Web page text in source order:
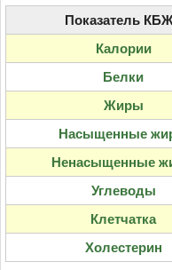
Показатель
Калории
Белки
Жиры
Насыщенные
Ненасыщенные
Углеводы
Клетчатка
Холестерин